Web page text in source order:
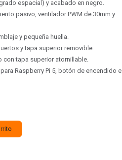
espacial) y acabado en negro.
pasivo, ventilador PWM de 30mm y
y pequeña huella.
y tapa superior removible.
con tapa superior atornillable.
Raspberry Pi 5, botón de encendido e